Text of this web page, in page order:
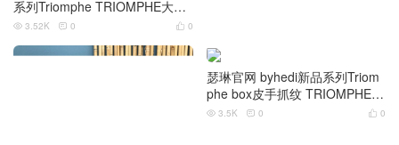
系列Triomphe TRIOMPHE大号
box凯旋门 酒红亮泽小牛皮肩背
 0
 3.52K  0
瑟琳官网 byhedi新品系列Triom
phe box皮手抓纹 TRIOMPHE大
号亮泽小牛皮肩背包
 0
 3.5K  0